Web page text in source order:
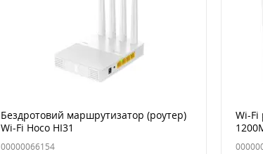
Бездротовий маршрутизатор (роутер)
Wi-Fi Hoco HI31
00000066154
Wi-Fi